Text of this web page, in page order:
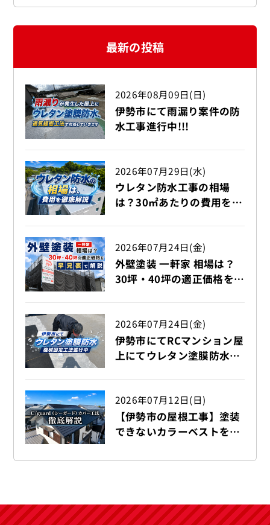
最新の投稿
2026年08月09日(日)
伊勢市にて雨漏り案件の防
水工事進行中!!!
2026年07月29日(水)
ウレタン防水工事の相場
は？30㎡あたりの費用を徹
2026年07月24日(金)
外壁塗装 一軒家 相場は？
30坪・40坪の適正価格を早
2026年07月24日(金)
伊勢市にてRCマンション屋
上にてウレタン塗膜防水機
2026年07月12日(日)
【伊勢市の屋根工事】塗装
できないカラーベストを
カバー工法 徹底解説！！